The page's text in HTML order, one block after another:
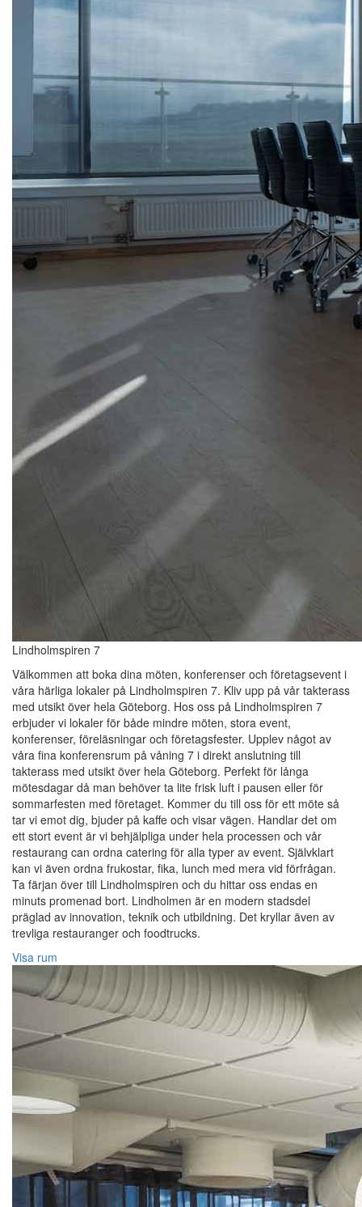
Lindholmspiren 7
Välkommen att boka dina möten, konferenser och företagsevent i
våra härliga lokaler på Lindholmspiren 7. Kliv upp på vår takterass
med utsikt över hela Göteborg. Hos oss på Lindholmspiren 7
erbjuder vi lokaler för både mindre möten, stora event,
konferenser, föreläsningar och företagsfester. Upplev något av
våra fina konferensrum på våning 7 i direkt anslutning till
takterass med utsikt över hela Göteborg. Perfekt för långa
mötesdagar då man behöver ta lite frisk luft i pausen eller för
sommarfesten med företaget. Kommer du till oss för ett möte så
tar vi emot dig, bjuder på kaffe och visar vägen. Handlar det om
ett stort event är vi behjälpliga under hela processen och vår
restaurang can ordna catering för alla typer av event. Självklart
kan vi även ordna frukostar, fika, lunch med mera vid förfrågan.
Ta färjan över till Lindholmspiren och du hittar oss endas en
minuts promenad bort. Lindholmen är en modern stadsdel
präglad av innovation, teknik och utbildning. Det kryllar även av
trevliga restauranger och foodtrucks.
Visa rum